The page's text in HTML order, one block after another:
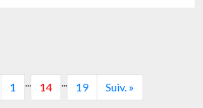
1 ... 14 ... 19 Suiv. »